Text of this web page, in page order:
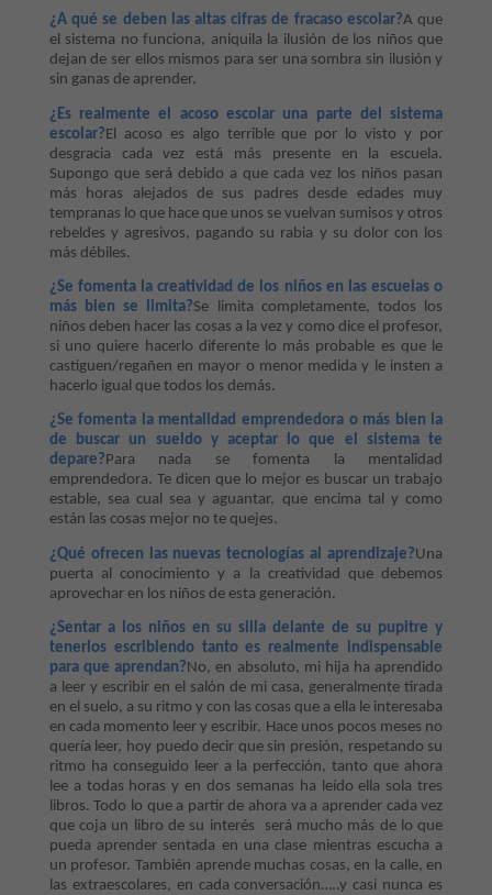
¿A qué se deben las altas cifras de fracaso escolar?A que
el sistema no funciona, aniquila la ilusión de los niños que
dejan de ser ellos mismos para ser una sombra sin ilusión y
sin ganas de aprender.
¿Es realmente el acoso escolar una parte del sistema
escolar?El acoso es algo terrible que por lo visto y por
desgracia cada vez está más presente en la escuela.
Supongo que será debido a que cada vez los niños pasan
más horas alejados de sus padres desde edades muy
tempranas lo que hace que unos se vuelvan sumisos y otros
rebeldes y agresivos, pagando su rabia y su dolor con los
más débiles.
¿Se fomenta la creatividad de los niños en las escuelas o
más bien se limita?Se limita completamente, todos los
niños deben hacer las cosas a la vez y como dice el profesor,
si uno quiere hacerlo diferente lo más probable es que le
castiguen/regañen en mayor o menor medida y le insten a
hacerlo igual que todos los demás.
¿Se fomenta la mentalidad emprendedora o más bien la
de buscar un sueldo y aceptar lo que el sistema te
depare?Para nada se fomenta la mentalidad
emprendedora. Te dicen que lo mejor es buscar un trabajo
estable, sea cual sea y aguantar, que encima tal y como
están las cosas mejor no te quejes.
¿Qué ofrecen las nuevas tecnologías al aprendizaje?Una
puerta al conocimiento y a la creatividad que debemos
aprovechar en los niños de esta generación.
¿Sentar a los niños en su silla delante de su pupitre y
tenerlos escribiendo tanto es realmente indispensable
para que aprendan? No, en absoluto, mi hija ha aprendido
a leer y escribir en el salón de mi casa, generalmente tirada
en el suelo, a su ritmo y con las cosas que a ella le interesaba
en cada momento leer y escribir. Hace unos pocos meses no
quería leer, hoy puedo decir que sin presión, respetando su
ritmo ha conseguido leer a la perfección, tanto que ahora
lee a todas horas y en dos semanas ha leído ella sola tres
libros. Todo lo que a partir de ahora va a aprender cada vez
que coja un libro de su interés
será mucho más de lo que
pueda aprender sentada en una clase mientras escucha a
un profesor. También aprende muchas cosas, en la calle, en
las extraescolares, en cada conversación…..y casi nunca es